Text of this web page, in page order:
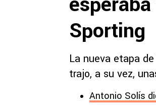
MLS
Sporting
La nueva etapa
trajo, a su vez,
Antonio Solís